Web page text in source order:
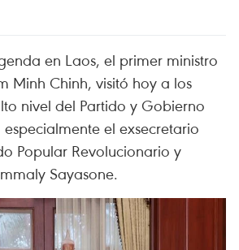
en Laos, el primer ministro
Minh Chinh, visitó hoy a los
nivel del Partido y Gobierno
el exsecretario
Popular Revolucionario y
Sayasone.